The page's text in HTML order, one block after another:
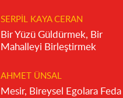
SERPIL KAYA CERAN
Bir Yüzü Güldürmek, Bir
Mahalleyi Birleştirmek
AHMET ÜNSAL
Mesir, Bireysel Egolara Feda